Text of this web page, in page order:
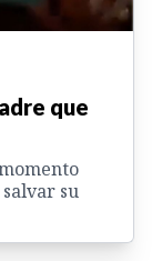
que
su